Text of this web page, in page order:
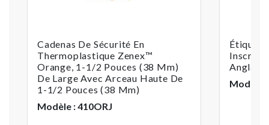
Cadenas De Sécurité En
Thermoplastique Zenex™
Orange, 1-1/2 Pouces (38 Mm)
De Large Avec Arceau Haute De
1-1/2 Pouces (38 Mm)
Modèle : 410ORJ
Modèle :